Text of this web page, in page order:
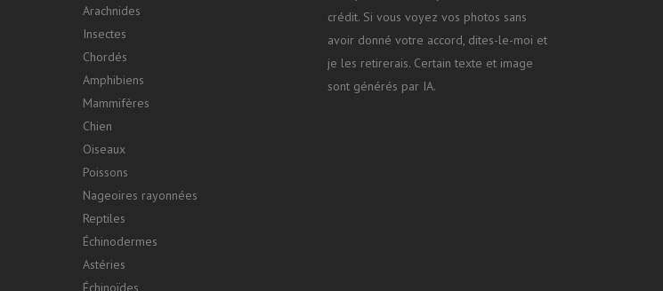
Arachnides
Insectes
Chordés
Amphibiens
Mammifères
Chien
Oiseaux
Poissons
Nageoires rayonnées
Reptiles
Échinodermes
Astéries
Échinoïdes
crédit. Si vous voyez vos photos sans
avoir donné votre accord, dites-le-moi et
je les retirerais. Certain texte et image
sont générés par IA.